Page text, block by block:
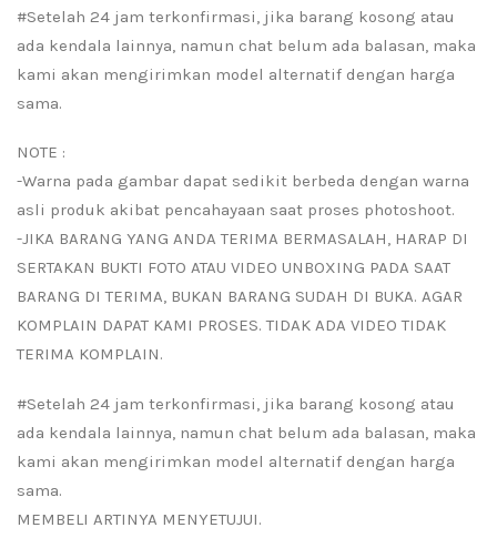
#Setelah 24 jam terkonfirmasi, jika barang kosong atau
ada kendala lainnya, namun chat belum ada balasan, maka
kami akan mengirimkan model alternatif dengan harga
sama.
NOTE :
-Warna pada gambar dapat sedikit berbeda dengan warna
asli produk akibat pencahayaan saat proses photoshoot.
-JIKA BARANG YANG ANDA TERIMA BERMASALAH, HARAP DI
SERTAKAN BUKTI FOTO ATAU VIDEO UNBOXING PADA SAAT
BARANG DI TERIMA, BUKAN BARANG SUDAH DI BUKA. AGAR
KOMPLAIN DAPAT KAMI PROSES. TIDAK ADA VIDEO TIDAK
TERIMA KOMPLAIN.
#Setelah 24 jam terkonfirmasi, jika barang kosong atau
ada kendala lainnya, namun chat belum ada balasan, maka
kami akan mengirimkan model alternatif dengan harga
sama.
MEMBELI ARTINYA MENYETUJUI.